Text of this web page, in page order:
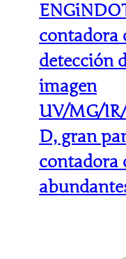
contadora
detección
imagen
UV/MG/
D, gran
contadora